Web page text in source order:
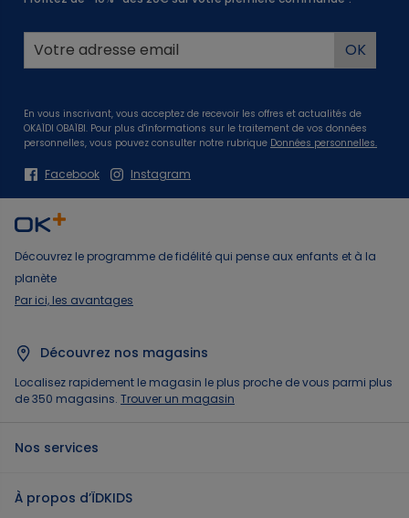
En vous inscrivant, vous acceptez de recevoir les offres et actualités de
OKAÏDI OBAÏBI. Pour plus d'informations sur le traitement de vos données
personnelles, vous pouvez consulter notre rubrique Données personnelles.
Facebook Instagram
Découvrez le programme de fidélité qui pense aux enfants et à la
planète
Par ici, les avantages
Découvrez nos magasins
Localisez rapidement le magasin le plus proche de vous parmi plus
de 350 magasins. Trouver un magasin
Nos services
À propos d’ÏDKIDS